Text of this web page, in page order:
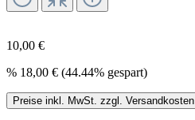
10,00 €
% 18,00 € (44.44% gespart)
Preise inkl. MwSt. zzgl. Versandkosten